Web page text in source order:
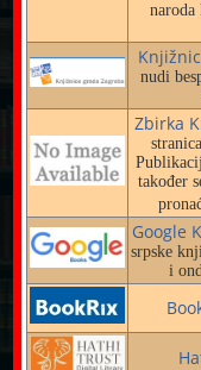
naroda
nudi
Zbirka
također
Google
srpske
i